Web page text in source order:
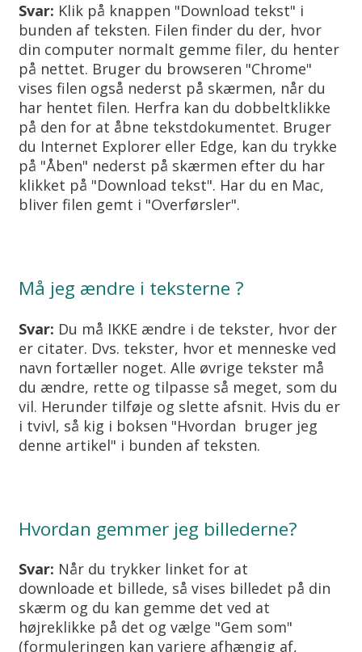
Svar: Klik på knappen "Download tekst" i
bunden af teksten. Filen finder du der, hvor
din computer normalt gemme filer, du henter
på nettet. Bruger du browseren "Chrome"
vises filen også nederst på skærmen, når du
har hentet filen. Herfra kan du dobbeltklikke
på den for at åbne tekstdokumentet. Bruger
du Internet Explorer eller Edge, kan du trykke
på "Åben" nederst på skærmen efter du har
klikket på "Download tekst". Har du en Mac,
bliver filen gemt i "Overførsler".
Må jeg ændre i teksterne ?
Svar: Du må IKKE ændre i de tekster, hvor der
er citater. Dvs. tekster, hvor et menneske ved
navn fortæller noget. Alle øvrige tekster må
du ændre, rette og tilpasse så meget, som du
vil. Herunder tilføje og slette afsnit. Hvis du er
i tvivl, så kig i boksen "Hvordan bruger jeg
denne artikel" i bunden af teksten.
Hvordan gemmer jeg billederne?
Svar: Når du trykker linket for at
downloade et billede, så vises billedet på din
skærm og du kan gemme det ved at
højreklikke på det og vælge "Gem som"
(formuleringen kan variere afhængig af,